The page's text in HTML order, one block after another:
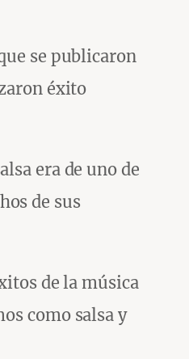
se publicaron
éxito
era de uno de
de sus
de la música
como salsa y